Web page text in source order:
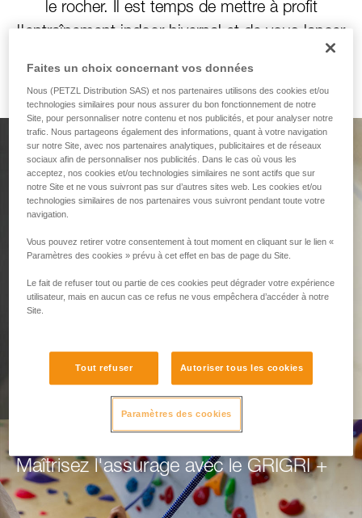
le rocher. Il est temps de mettre à profit
l'entraînement indoor hivernal et de vous lancer
Conçu pour grimper.
Pensé pour assurer.
GRIGRI+ : plus de sérénité en tête comme en
DÉCOUVREZ LE GRIGRI +
Maîtrisez l'assurage avec le GRIGRI +
Faites un choix concernant vos données
Nous (PETZL Distribution SAS) et nos partenaires utilisons des cookies et/ou
technologies similaires pour nous assurer du bon fonctionnement de notre
Site, pour personnaliser notre contenu et nos publicités, et pour analyser notre
trafic. Nous partageons également des informations, quant à votre navigation
sur notre Site, avec nos partenaires analytiques, publicitaires et de réseaux
sociaux afin de personnaliser nos publicités. Dans le cas où vous les
acceptez, nos cookies et/ou technologies similaires ne sont actifs que sur
notre Site et ne vous suivront pas sur d’autres sites web. Les cookies et/ou
technologies similaires de nos partenaires vous suivront pendant toute votre
navigation.
Vous pouvez retirer votre consentement à tout moment en cliquant sur le lien «
Paramètres des cookies » prévu à cet effet en bas de page du Site.
Le fait de refuser tout ou partie de ces cookies peut dégrader votre expérience
utilisateur, mais en aucun cas ce refus ne vous empêchera d’accéder à notre
Site.
Tout refuser Autoriser tous les cookies
Paramètres des cookies